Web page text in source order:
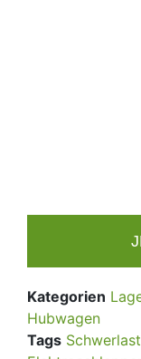
Kategorien
Hubwagen
Tags